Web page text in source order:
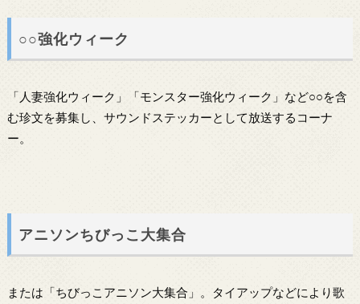
○○強化ウィーク
「人妻強化ウィーク」「モンスター強化ウィーク」など○○を含
む珍文を募集し、サウンドステッカーとして放送するコーナ
ー。
アニソンちびっこ大集合
または「ちびっこアニソン大集合」。タイアップなどにより歌